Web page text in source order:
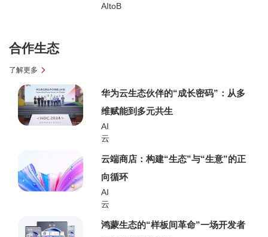
AItoB
合作生态
了解更多
华为云生态伙伴的“成长密码”：从多
维赋能到多元共生
AI
云
云端商店：构建“生态”与“生意”的正
向循环
AI
云
鸿蒙生态的“样板间革命”一场开发者